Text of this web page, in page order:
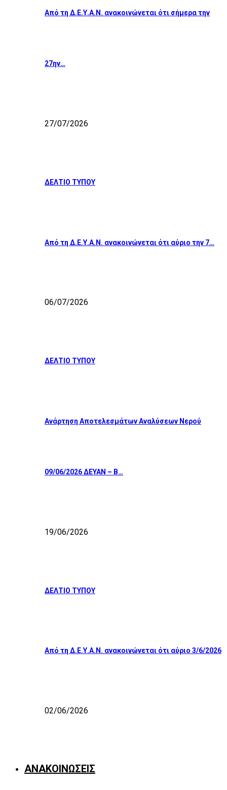
Από τη Δ.Ε.Υ.Α.Ν. ανακοινώνεται ότι σήμερα την
27ην…
27/07/2026
ΔΕΛΤΙΟ ΤΥΠΟΥ
Από τη Δ.Ε.Υ.Α.Ν. ανακοινώνεται ότι αύριο την 7…
06/07/2026
ΔΕΛΤΙΟ ΤΥΠΟΥ
Ανάρτηση Αποτελεσμάτων Αναλύσεων Νερού
09/06/2026 ΔΕΥΑΝ – Β…
19/06/2026
ΔΕΛΤΙΟ ΤΥΠΟΥ
Από τη Δ.Ε.Υ.Α.Ν. ανακοινώνεται ότι αύριο 3/6/2026
02/06/2026
ΑΝΑΚΟΙΝΩΣΕΙΣ